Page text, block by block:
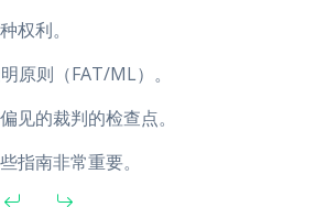
权利。
原则（FAT/ML）。
见的裁判的检查点。
指南非常重要。